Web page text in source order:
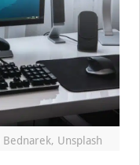
Unsplash